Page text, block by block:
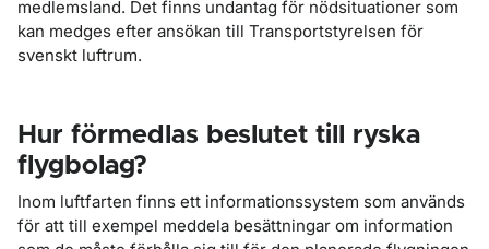
medlemsland. Det finns undantag för nödsituationer som
kan medges efter ansökan till Transportstyrelsen för
svenskt luftrum.
Hur förmedlas beslutet till ryska
flygbolag?
Inom luftfarten finns ett informationssystem som används
för att till exempel meddela besättningar om information